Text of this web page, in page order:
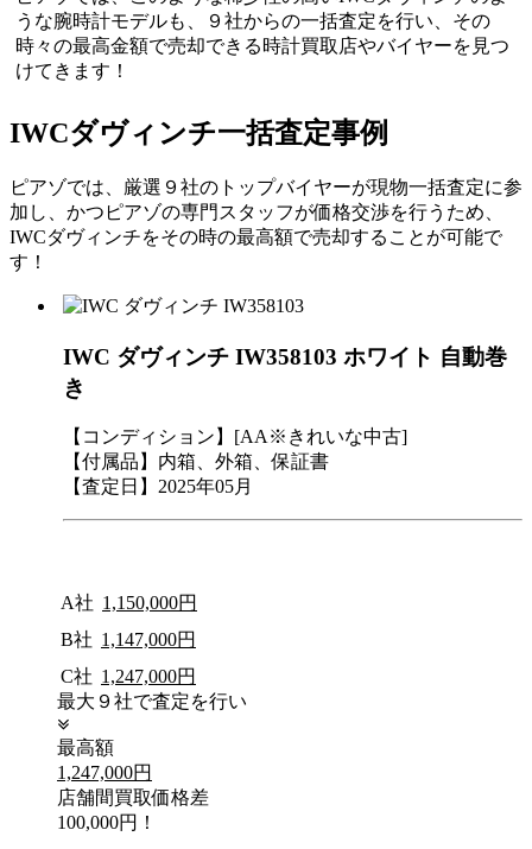
うな腕時計モデルも、９社からの一括査定を行い、その
時々の最高金額で売却できる時計買取店やバイヤーを見つ
けてきます！
IWCダヴィンチ一括査定事例
ピアゾでは、厳選９社のトップバイヤーが現物一括査定に参
加し、かつピアゾの専門スタッフが価格交渉を行うため、
IWCダヴィンチをその時の最高額で売却することが可能で
す！
IWC ダヴィンチ IW358103 ホワイト 自動巻
き
【コンディション】[AA※きれいな中古]
【付属品】内箱、外箱、保証書
【査定日】2025年05月
A社 1,150,000円
B社 1,147,000円
C社 1,247,000円
最大９社で査定を行い
最高額
1,247,000円
店舗間買取価格差
100,000円！